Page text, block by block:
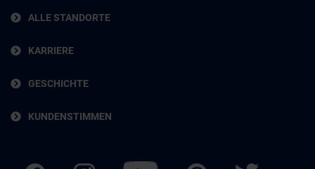
ALLE STANDORTE
KARRIERE
GESCHICHTE
KUNDENSTIMMEN